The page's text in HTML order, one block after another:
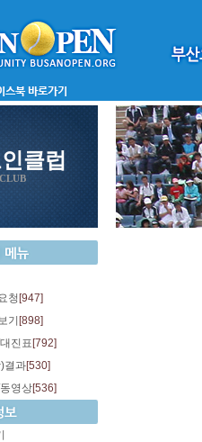
클럽
CLUB
청 [947]
기 [898]
진표 [792]
결과[530]
영상[536]